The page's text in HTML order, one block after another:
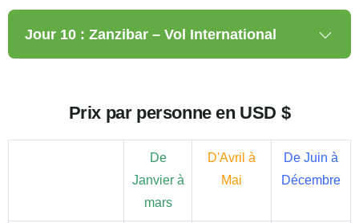
Jour 10 : Zanzibar – Vol International
Prix par personne en USD $
De
Janvier à
mars
D'Avril à
Mai
De Juin à
Décembre